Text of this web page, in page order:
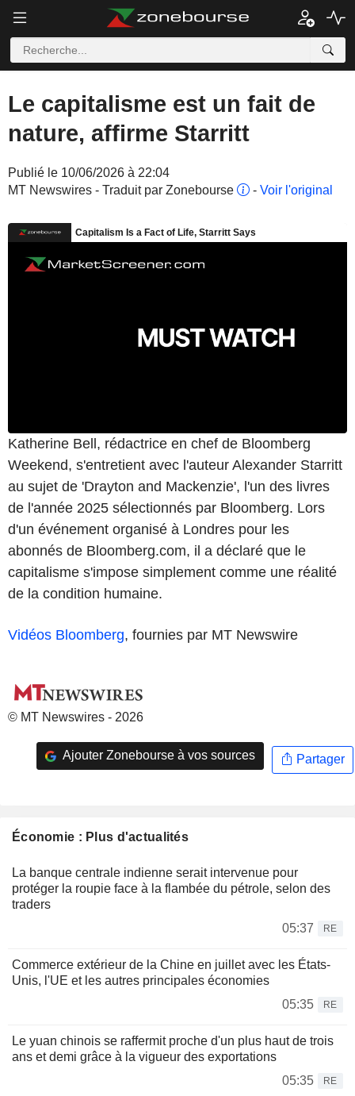
Le capitalisme est un fait de
nature, affirme Starritt
Publié le 10/06/2026 à 22:04
MT Newswires - Traduit par Zonebourse
- Voir l'original
Katherine Bell, rédactrice en chef de Bloomberg
Weekend, s'entretient avec l'auteur Alexander Starritt
au sujet de 'Drayton and Mackenzie', l'un des livres
de l'année 2025 sélectionnés par Bloomberg. Lors
d'un événement organisé à Londres pour les
abonnés de Bloomberg.com, il a déclaré que le
capitalisme s'impose simplement comme une réalité
de la condition humaine.
Vidéos Bloomberg, fournies par MT Newswire
© MT Newswires - 2026
Ajouter Zonebourse à vos sources Partager
Économie : Plus d'actualités
La banque centrale indienne serait intervenue pour
protéger la roupie face à la flambée du pétrole, selon des
traders
05:37
RE
Commerce extérieur de la Chine en juillet avec les États-
Unis, l'UE et les autres principales économies
05:35
RE
Le yuan chinois se raffermit proche d'un plus haut de trois
ans et demi grâce à la vigueur des exportations
05:35
RE